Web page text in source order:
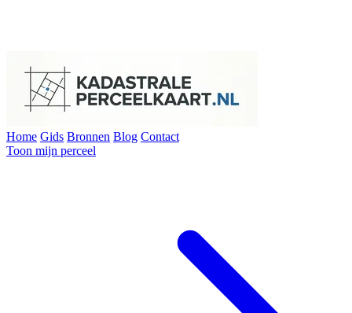
Home Gids Bronnen Blog Contact
Toon mijn perceel